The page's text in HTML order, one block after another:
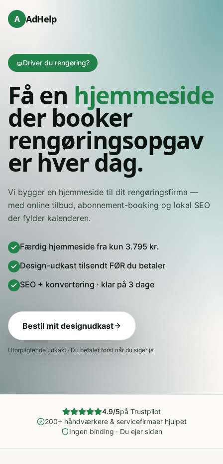
A AdHelp
🧽Driver du rengøring?
Få en hjemmeside
der booker
rengøringsopgav
er hver dag.
Vi bygger en hjemmeside til dit rengøringsfirma —
med online tilbud, abonnement-booking og lokal SEO
der fylder kalenderen.
Færdig hjemmeside fra kun 3.795 kr.
Design-udkast tilsendt FØR du betaler
SEO + konvertering · klar på 3 dage
Bestil mit designudkast
Uforpligtende udkast · Du betaler først når du siger ja
4.9/5på Trustpilot
200+ håndværkere & servicefirmaer hjulpet
Ingen binding · Du ejer siden